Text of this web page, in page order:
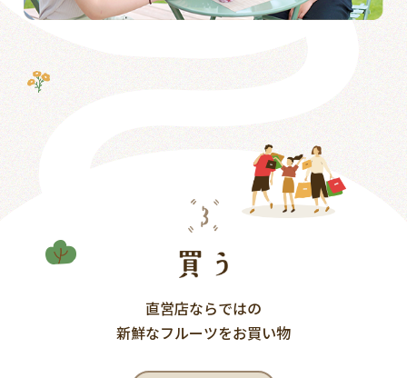
直営店ならではの
新鮮なフルーツをお買い物